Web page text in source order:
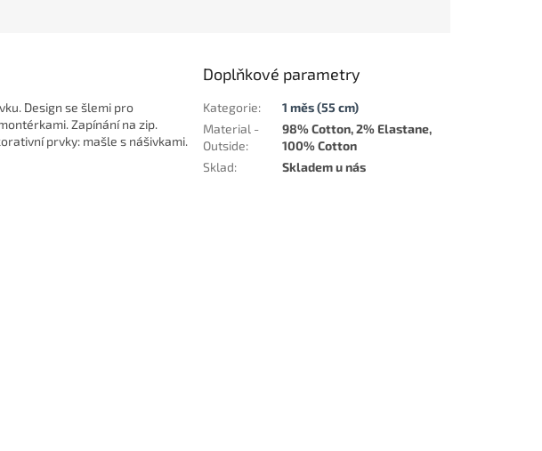
Design se šlemi pro
Zapínání na zip.
prvky: mašle s nášivkami.
Doplňkové parametry
Kategorie:
1 měs (55 cm)
Material -
Outside:
98% Cotton, 2% Elastane,
100% Cotton
Sklad: Skladem u nás